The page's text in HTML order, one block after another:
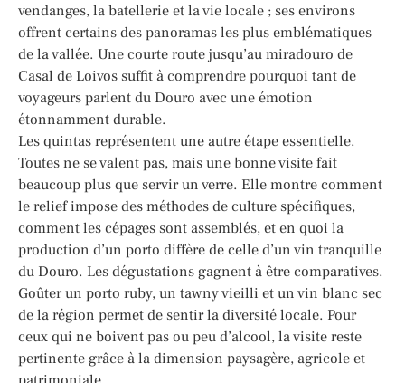
vendanges, la batellerie et la vie locale ; ses environs
offrent certains des panoramas les plus emblématiques
de la vallée. Une courte route jusqu’au miradouro de
Casal de Loivos suffit à comprendre pourquoi tant de
voyageurs parlent du Douro avec une émotion
étonnamment durable.
Les quintas représentent une autre étape essentielle.
Toutes ne se valent pas, mais une bonne visite fait
beaucoup plus que servir un verre. Elle montre comment
le relief impose des méthodes de culture spécifiques,
comment les cépages sont assemblés, et en quoi la
production d’un porto diffère de celle d’un vin tranquille
du Douro. Les dégustations gagnent à être comparatives.
Goûter un porto ruby, un tawny vieilli et un vin blanc sec
de la région permet de sentir la diversité locale. Pour
ceux qui ne boivent pas ou peu d’alcool, la visite reste
pertinente grâce à la dimension paysagère, agricole et